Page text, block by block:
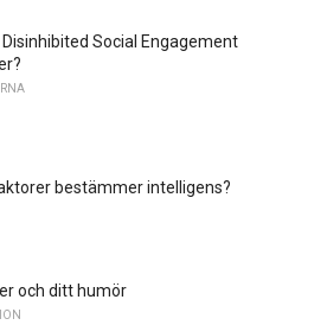
Social Engagement
bestämmer intelligens?
och ditt humör